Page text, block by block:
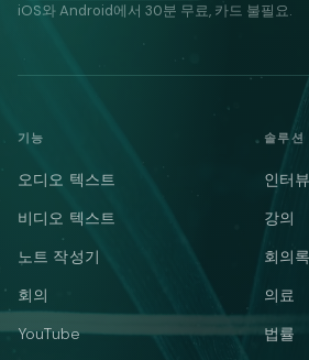
iOS와 Android에서 30분 무료, 카드 불필요.
기능
오디오 텍스트
비디오 텍스트
노트 작성기
회의
YouTube
솔루션
인터뷰
강의
회의록
의료
법률